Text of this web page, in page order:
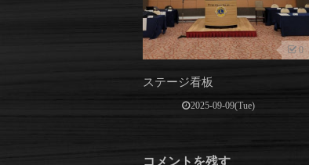
0
ステージ看板
2025-09-09(Tue)
コメントを残す